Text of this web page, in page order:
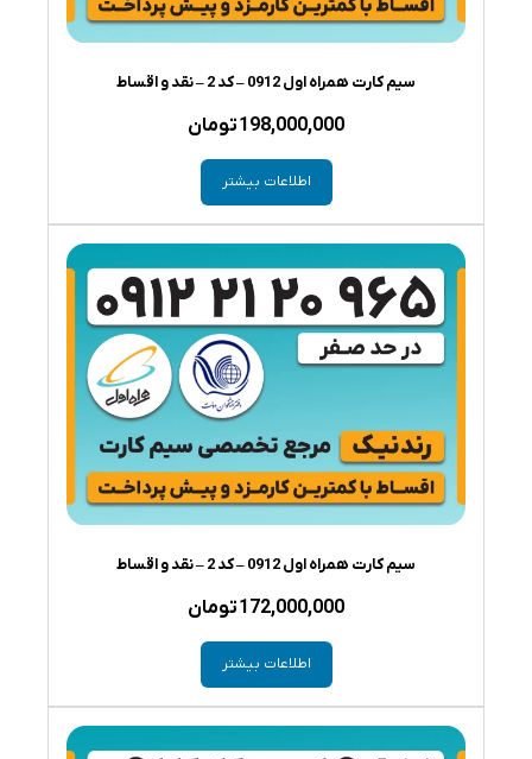
سیم کارت همراه اول 0912 – کد 2 – نقد و اقساط
198,000,000تومان
اطلاعات بیشتر
سیم کارت همراه اول 0912 – کد 2 – نقد و اقساط
172,000,000تومان
اطلاعات بیشتر